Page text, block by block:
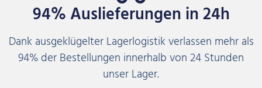
94% Auslieferungen in 24h
Dank ausgeklügelter Lagerlogistik verlassen mehr als
94% der Bestellungen innerhalb von 24 Stunden
unser Lager.